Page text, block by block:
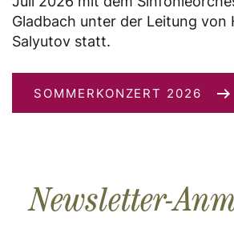
Gladbach unter der Leitung von
Salyutov statt.
SOMMERKONZERT 2026
Newsletter-